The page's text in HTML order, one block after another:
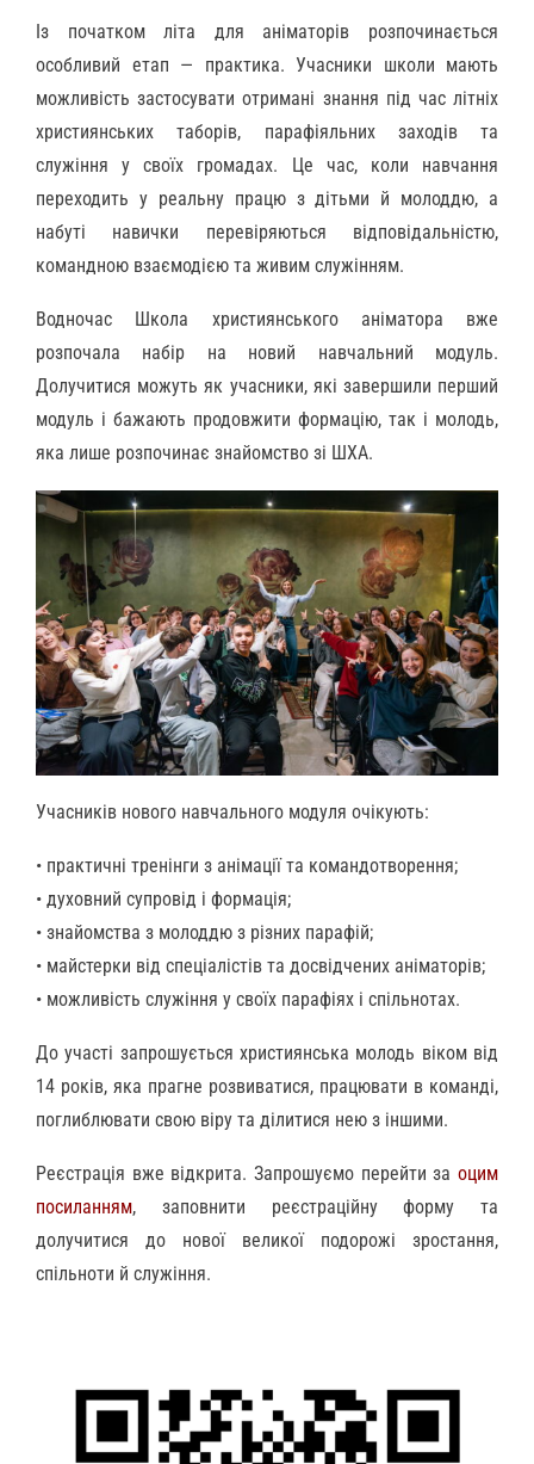
Із початком літа для аніматорів розпочинається
особливий етап — практика. Учасники школи мають
можливість застосувати отримані знання під час літніх
християнських таборів, парафіяльних заходів та
служіння у своїх громадах. Це час, коли навчання
переходить у реальну працю з дітьми й молоддю, а
набуті навички перевіряються відповідальністю,
командною взаємодією та живим служінням.
Водночас Школа християнського аніматора вже
розпочала набір на новий навчальний модуль.
Долучитися можуть як учасники, які завершили перший
модуль і бажають продовжити формацію, так і молодь,
яка лише розпочинає знайомство зі ШХА.
Учасників нового навчального модуля очікують:
• практичні тренінги з анімації та командотворення;
• духовний супровід і формація;
• знайомства з молоддю з різних парафій;
• майстерки від спеціалістів та досвідчених аніматорів;
• можливість служіння у своїх парафіях і спільнотах.
До участі запрошується християнська молодь віком від
14 років, яка прагне розвиватися, працювати в команді,
поглиблювати свою віру та ділитися нею з іншими.
Реєстрація вже відкрита. Запрошуємо перейти за оцим
посиланням, заповнити реєстраційну форму та
долучитися до нової великої подорожі зростання,
спільноти й служіння.